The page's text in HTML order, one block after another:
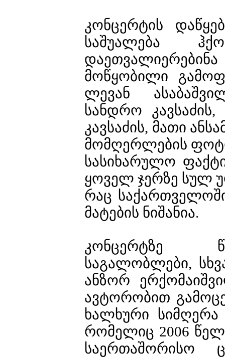
კონცერტის
საშუალება
მოწყობილი
ლევან
სანდრო კავსაძის,
კავსაძის, მათი
მომღერლების
სასიხარულო
ყოველ ჯერზე სულ
რაც
მატების ნიშანია.
კონცერტზე
საგალობლები,
ანზორ
ავტორობით
ხალხური სიმღერა
რომელიც 2006
საერთაშორისო